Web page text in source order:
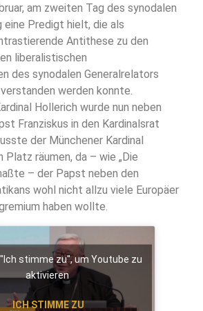
am zweiten Tag des synodalen
eine Predigt hielt, die als
Antithese zu den
liberalistischen
des synodalen Generalrelators
werden konnte.
Hollerich wurde nun neben
Franziskus in den Kardinalsrat
der Münchener Kardinal
Platz räumen, da – wie „Die
– der Papst neben den
wohl nicht allzu viele Europäer
haben wollte.
stimme zu", um Youtube zu
aktivieren
ICH STIMME ZU